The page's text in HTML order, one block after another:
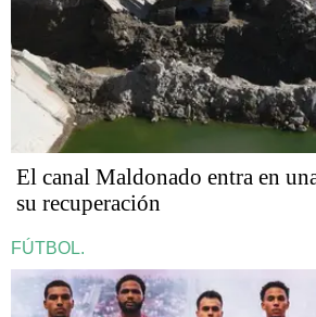
El canal Maldonado entra en
su recuperación
FÚTBOL.